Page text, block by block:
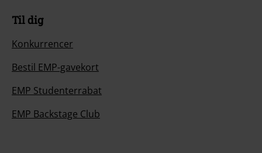
Til dig
Konkurrencer
Bestil EMP-gavekort
EMP Studenterrabat
EMP Backstage Club